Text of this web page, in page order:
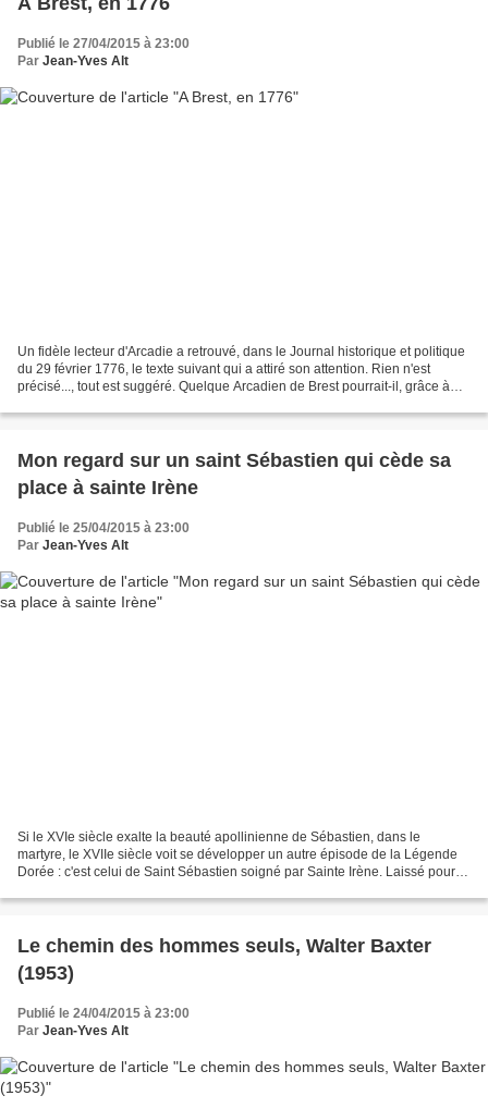
Publié le 27/04/2015 à 23:00
Par Jean-Yves Alt
Un fidèle lecteur d'Arcadie a retrouvé, dans le Journal historique et politique
du 29 février 1776, le texte suivant qui a attiré son attention. Rien n'est
précisé..., tout est suggéré. Quelque Arcadien de Brest pourrait-il, grâce à
Mon regard sur un saint Sébastien qui cède sa
place à sainte Irène
Publié le 25/04/2015 à 23:00
Par Jean-Yves Alt
Si le XVIe siècle exalte la beauté apollinienne de Sébastien, dans le
martyre, le XVIIe siècle voit se développer un autre épisode de la Légende
Dorée : c'est celui de Saint Sébastien soigné par Sainte Irène. Laissé pour
Le chemin des hommes seuls, Walter Baxter
(1953)
Publié le 24/04/2015 à 23:00
Par Jean-Yves Alt